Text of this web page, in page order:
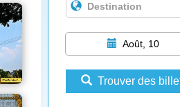
Août, 10
Trouver des